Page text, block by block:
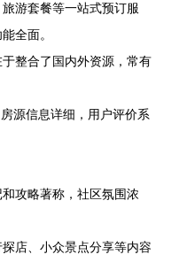
游套餐等一站式预订服
全面。
整合了国内外资源，常有
源信息详细，用户评价系
攻略著称，社区氛围浓
店、小众景点分享等内容